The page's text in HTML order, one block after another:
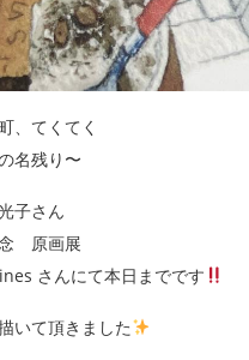
、てくてく
名残り〜
子さん
念 原画展
さんにて本日までです
いて頂きました